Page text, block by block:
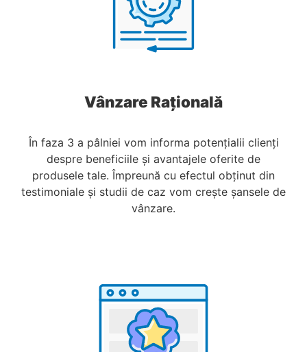
Vânzare Rațională
În faza 3 a pâlniei vom informa potențialii clienți
despre beneficiile și avantajele oferite de
produsele tale. Împreună cu efectul obținut din
testimoniale și studii de caz vom crește șansele de
vânzare.